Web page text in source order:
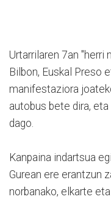
Urtarrilaren 7an "herri
Bilbon, Euskal Preso
manifestaziora
autobus bete dira,
dago.
Kanpaina indartsua
Gurean ere erantzun
norbanako, elkarte